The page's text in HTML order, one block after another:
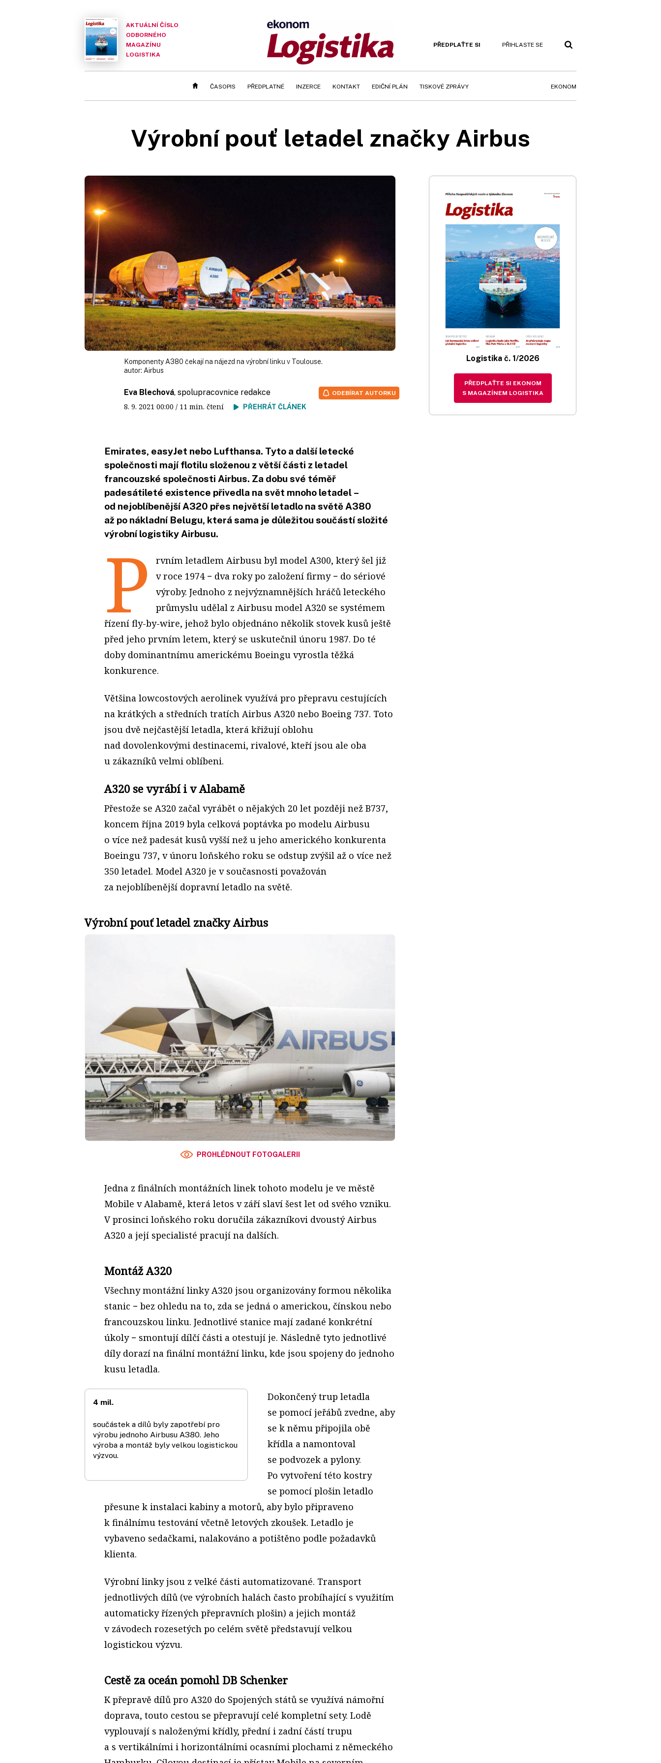
AKTUÁLNÍ ČÍSLO
ODBORNÉHO
MAGAZÍNU
LOGISTIKA
PŘEDPLAŤTE SI PŘIHLASTE SE
ČASOPIS PŘEDPLATNÉ INZERCE KONTAKT EDIČNÍ PLÁN TISKOVÉ ZPRÁVY EKONOM
Výrobní pouť letadel značky Airbus
Komponenty A380 čekají na nájezd na výrobní linku v Toulouse.
autor: Airbus
Eva Blechová, spolupracovnice redakce
8. 9. 2021 00:00 / 11 min. čtení PŘEHRÁT ČLÁNEK
ODEBÍRAT AUTORKU
Emirates, easyJet nebo Lufthansa. Tyto a další letecké
společnosti mají flotilu složenou z větší části z letadel
francouzské společnosti Airbus. Za dobu své téměř
padesátileté existence přivedla na svět mnoho letadel –
od nejoblíbenější A320 přes největší letadlo na světě A380
až po nákladní Belugu, která sama je důležitou součástí složité
výrobní logistiky Airbusu.
P
rvním letadlem Airbusu byl model A300, který šel již
v roce 1974 − dva roky po založení firmy − do sériové
výroby. Jednoho z nejvýznamnějších hráčů leteckého
průmyslu udělal z Airbusu model A320 se systémem
řízení fly-by-wire, jehož bylo objednáno několik stovek kusů ještě
před jeho prvním letem, který se uskutečnil únoru 1987. Do té
doby dominantnímu americkému Boeingu vyrostla těžká
konkurence.
Většina lowcostových aerolinek využívá pro přepravu cestujících
na krátkých a středních tratích Airbus A320 nebo Boeing 737. Toto
jsou dvě nejčastější letadla, která křižují oblohu
nad dovolenkovými destinacemi, rivalové, kteří jsou ale oba
u zákazníků velmi oblíbeni.
A320 se vyrábí i v Alabamě
Přestože se A320 začal vyrábět o nějakých 20 let později než B737,
koncem října 2019 byla celková poptávka po modelu Airbusu
o více než padesát kusů vyšší než u jeho amerického konkurenta
Boeingu 737, v únoru loňského roku se odstup zvýšil až o více než
350 letadel. Model A320 je v současnosti považován
za nejoblíbenější dopravní letadlo na světě.
Výrobní pouť letadel značky Airbus
PROHLÉDNOUT FOTOGALERII
Jedna z finálních montážních linek tohoto modelu je ve městě
Mobile v Alabamě, která letos v září slaví šest let od svého vzniku.
V prosinci loňského roku doručila zákazníkovi dvoustý Airbus
A320 a její specialisté pracují na dalších.
Montáž A320
Všechny montážní linky A320 jsou organizovány formou několika
stanic − bez ohledu na to, zda se jedná o americkou, čínskou nebo
francouzskou linku. Jednotlivé stanice mají zadané konkrétní
úkoly − smontují dílčí části a otestují je. Následně tyto jednotlivé
díly dorazí na finální montážní linku, kde jsou spojeny do jednoho
kusu letadla.
4 mil.
součástek a dílů byly zapotřebí pro
výrobu jednoho Airbusu A380. Jeho
výroba a montáž byly velkou logistickou
výzvou.
Dokončený trup letadla
se pomocí jeřábů zvedne, aby
se k němu připojila obě
křídla a namontoval
se podvozek a pylony.
Po vytvoření této kostry
se pomocí plošin letadlo
přesune k instalaci kabiny a motorů, aby bylo připraveno
k finálnímu testování včetně letových zkoušek. Letadlo je
vybaveno sedačkami, nalakováno a potištěno podle požadavků
klienta.
Výrobní linky jsou z velké části automatizované. Transport
jednotlivých dílů (ve výrobních halách často probíhající s využitím
automaticky řízených přepravních plošin) a jejich montáž
v závodech rozesetých po celém světě představují velkou
logistickou výzvu.
Cestě za oceán pomohl DB Schenker
K přepravě dílů pro A320 do Spojených států se využívá námořní
doprava, touto cestou se přepravují celé kompletní sety. Lodě
vyplouvají s naloženými křídly, přední i zadní částí trupu
a s vertikálními i horizontálními ocasními plochami z německého
Logistika č. 1/2026
PŘEDPLAŤTE SI EKONOM
S MAGAZÍNEM LOGISTIKA